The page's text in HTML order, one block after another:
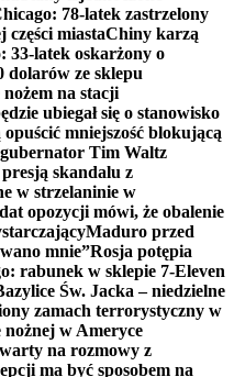
78-latek zastrzelony
części miastaChiny karzą
33-latek oskarżony o
dolarów ze sklepu
na stacji
ubiegał się o stanowisko
opuścić mniejszość blokującą
Tim Waltz
skandalu z
w strzelaninie w
opozycji mówi, że obalenie
Maduro przed
mnie”Rosja potępia
rabunek w sklepie 7-Eleven
Św. Jacka – niedzielne
zamach terrorystyczny w
w Ameryce
na rozmowy z
ma być sposobem na